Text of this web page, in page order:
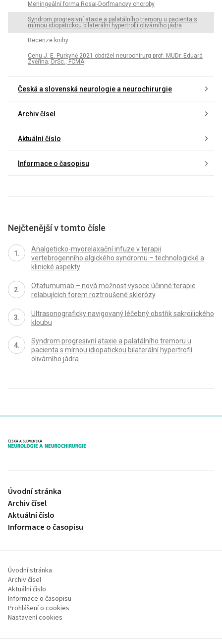
Meningeální forma Rosai-Dorfmanovy choroby
Syndrom progresivní ataxie a palatálního tremoru u pacienta s
mírnou idiopatickou bilaterální hypertrofií olivárního jádra
Recenze knihy
Cenu J. E. Purkyně 2021 obdržel neurochirurg prof. MUDr. Eduard
Zvěřina, DrSc., FCMA
Česká a slovenská neurologie a neurochirurgie
Archiv čísel
Aktuální číslo
Informace o časopisu
Nejčtenější v tomto čísle
Analgeticko-myorelaxační infuze v terapii
vertebrogenního algického syndromu – technologické a
klinické aspekty
Ofatumumab – nová možnost vysoce účinné terapie
relabujících forem roztroušené sklerózy
Ultrasonograficky navigovaný léčebný obstřik sakroilického
kloubu
Syndrom progresivní ataxie a palatálního tremoru u
pacienta s mírnou idiopatickou bilaterální hypertrofií
olivárního jádra
proLékaře.cz
Úvodní stránka
Archiv čísel
Aktuální číslo
Informace o časopisu
Úvodní stránka
Archiv čísel
Aktuální číslo
Informace o časopisu
Prohlášení o cookies
Nastavení cookies